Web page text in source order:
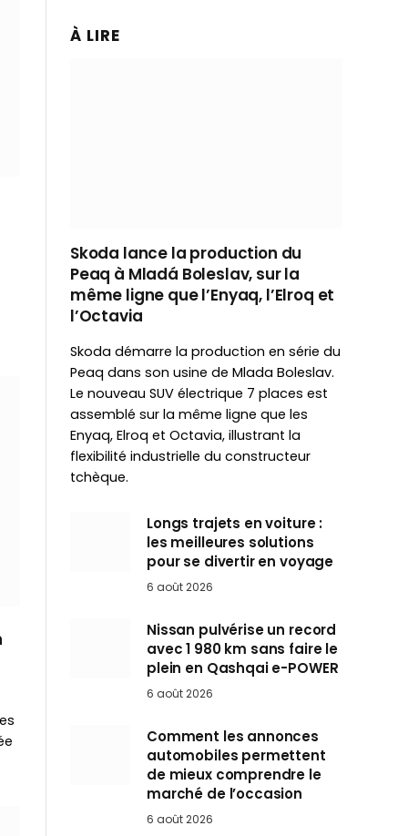
À LIRE
Skoda lance la production du
Peaq à Mladá Boleslav, sur la
même ligne que l’Enyaq, l’Elroq et
l’Octavia
Skoda démarre la production en série du
Peaq dans son usine de Mlada Boleslav.
Le nouveau SUV électrique 7 places est
assemblé sur la même ligne que les
Enyaq, Elroq et Octavia, illustrant la
flexibilité industrielle du constructeur
tchèque.
Longs trajets en voiture :
les meilleures solutions
pour se divertir en voyage
6 août 2026
Nissan pulvérise un record
avec 1 980 km sans faire le
plein en Qashqai e-POWER
6 août 2026
Comment les annonces
automobiles permettent
de mieux comprendre le
marché de l’occasion
6 août 2026